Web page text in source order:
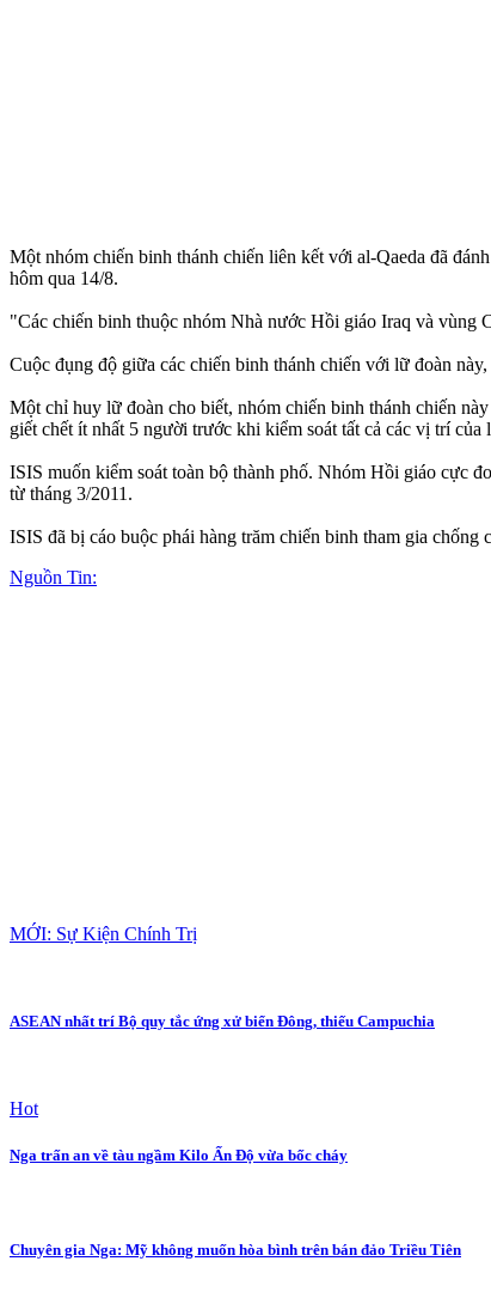
Một nhóm chiến binh thánh chiến liên kết với al-Qaeda đã
hôm qua 14/8.
"Các chiến binh thuộc nhóm Nhà nước Hồi giáo Iraq và vùng
Cuộc đụng độ giữa các chiến binh thánh chiến với lữ đoàn
Một chỉ huy lữ đoàn cho biết, nhóm chiến binh thánh chiến
giết chết ít nhất 5 người trước khi kiểm soát tất cả các vị trí của
ISIS muốn kiểm soát toàn bộ thành phố. Nhóm Hồi giáo cực
từ tháng 3/2011.
ISIS đã bị cáo buộc phái hàng trăm chiến binh tham gia
Nguồn Tin:
MỚI: Sự Kiện Chính Trị
ASEAN nhất trí Bộ quy tắc ứng xử biển Đông, thiếu Campuchia
Hot
Nga trấn an về tàu ngầm Kilo Ấn Độ vừa bốc cháy
Chuyên gia Nga: Mỹ không muốn hòa bình trên bán đảo Triều Tiên